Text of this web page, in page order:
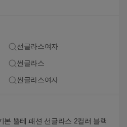
선글라스여자
썬글라스
썬글라스여자
본 뿔테 패션 선글라스 2컬러 블랙